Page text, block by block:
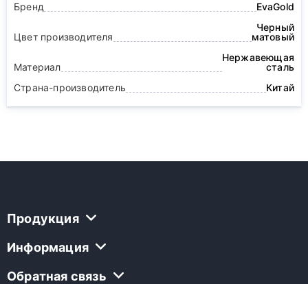
Бренд
EvaGold
Цвет производителя
Черный
матовый
Материал
Нержавеющая
сталь
Страна-производитель
Китай
Продукция
Информация
Обратная связь